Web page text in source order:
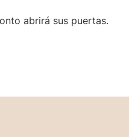
abrirá sus puertas.